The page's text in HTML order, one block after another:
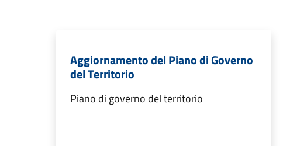
Aggiornamento del Piano di Governo
del Territorio
Piano di governo del territorio